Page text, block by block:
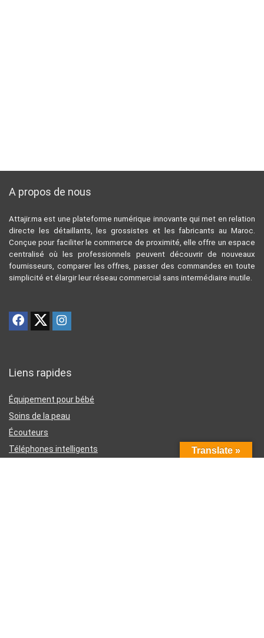
A propos de nous
Attajir.ma est une plateforme numérique innovante qui met en relation
directe les détaillants, les grossistes et les fabricants au Maroc.
Conçue pour faciliter le commerce de proximité, elle offre un espace
centralisé où les professionnels peuvent découvrir de nouveaux
fournisseurs, comparer les offres, passer des commandes en toute
simplicité et élargir leur réseau commercial sans intermédiaire inutile.
Liens rapides
Équipement pour bébé
Soins de la peau
Écouteurs
Téléphones intelligents
Translate »